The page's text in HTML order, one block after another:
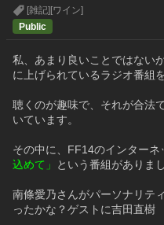
[雑記] [ワイン]
Public
私、あまり良いことではない
に上げられているラジオ番組
聴くのが趣味で、それが合法
いています。
その中に、FF14のインターネ
込めて」
という番組がありまし
南條愛乃さんがパーソナリテ
ったかな？ゲストに吉田直樹